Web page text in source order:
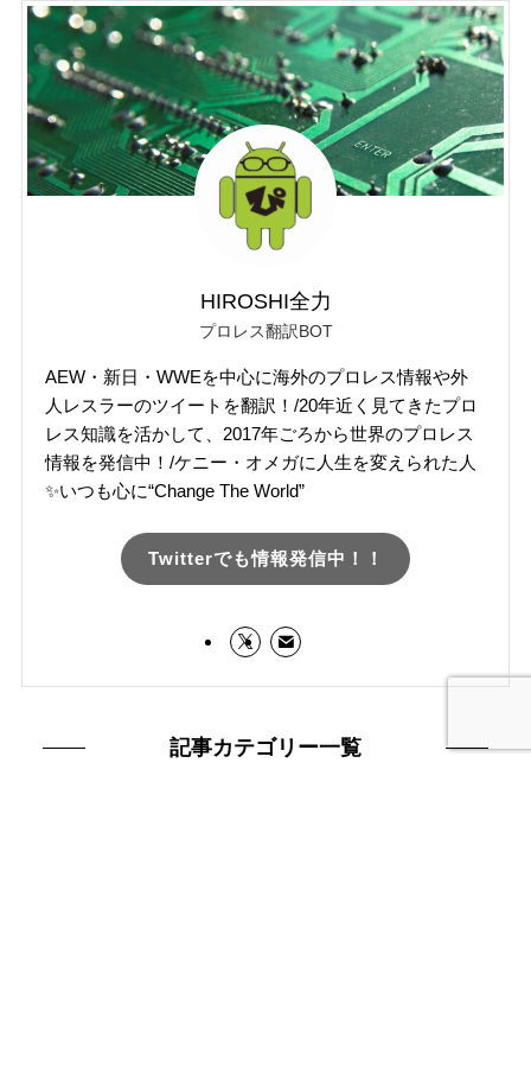
HIROSHI全力
プロレス翻訳BOT
AEW・新日・WWEを中心に海外のプロレス情報や外
人レスラーのツイートを翻訳！/20年近く見てきたプロ
レス知識を活かして、2017年ごろから世界のプロレス
情報を発信中！/ケニー・オメガに人生を変えられた人
✨いつも心に“Change The World”
Twitterでも情報発信中！！
記事カテゴリー一覧